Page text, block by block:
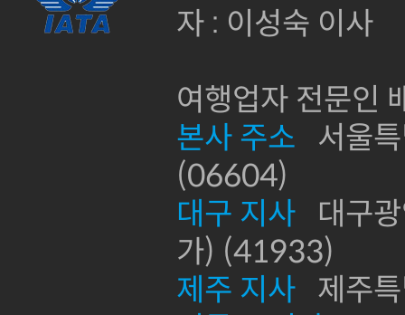
자 : 이성숙 이사
여행업자 전문인
본사 주소 서울
(06604)
대구 지사 대구
가) (41933)
제주 지사 제주